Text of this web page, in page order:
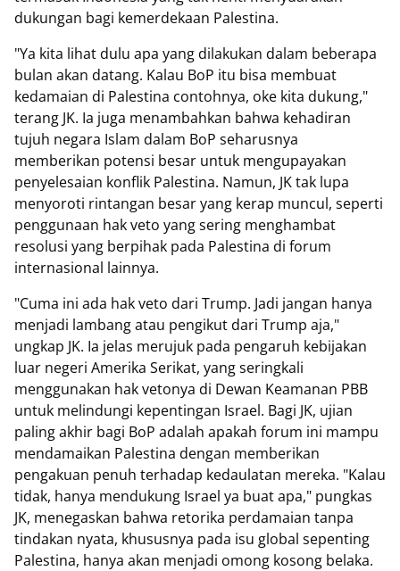
dukungan bagi kemerdekaan Palestina.
"Ya kita lihat dulu apa yang dilakukan dalam beberapa
bulan akan datang. Kalau BoP itu bisa membuat
kedamaian di Palestina contohnya, oke kita dukung,"
terang JK. Ia juga menambahkan bahwa kehadiran
tujuh negara Islam dalam BoP seharusnya
memberikan potensi besar untuk mengupayakan
penyelesaian konflik Palestina. Namun, JK tak lupa
menyoroti rintangan besar yang kerap muncul, seperti
penggunaan hak veto yang sering menghambat
resolusi yang berpihak pada Palestina di forum
internasional lainnya.
"Cuma ini ada hak veto dari Trump. Jadi jangan hanya
menjadi lambang atau pengikut dari Trump aja,"
ungkap JK. Ia jelas merujuk pada pengaruh kebijakan
luar negeri Amerika Serikat, yang seringkali
menggunakan hak vetonya di Dewan Keamanan PBB
untuk melindungi kepentingan Israel. Bagi JK, ujian
paling akhir bagi BoP adalah apakah forum ini mampu
mendamaikan Palestina dengan memberikan
pengakuan penuh terhadap kedaulatan mereka. "Kalau
tidak, hanya mendukung Israel ya buat apa," pungkas
JK, menegaskan bahwa retorika perdamaian tanpa
tindakan nyata, khususnya pada isu global sepenting
Palestina, hanya akan menjadi omong kosong belaka.